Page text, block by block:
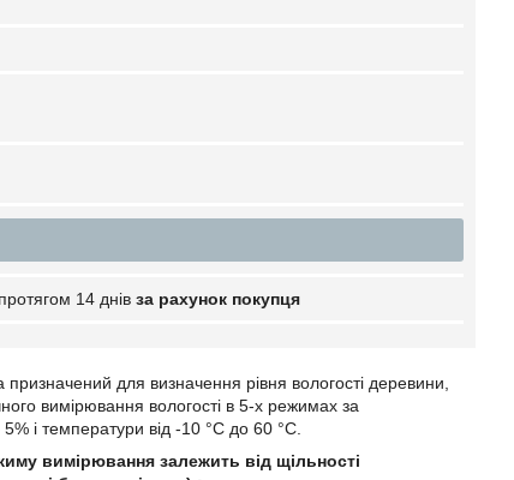
14 днів за рахунок покупця
призначений для визначення рівня вологості деревини,
вимірювання вологості в 5-х режимах за
і температури від -10 °C до 60 °C.
вимірювання залежить від щільності